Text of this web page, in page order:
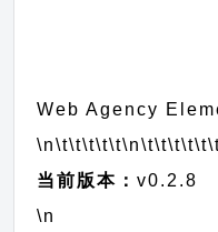
Web Agency
\n\t\t\t\t\t
当前版本：v0.2.8
\n